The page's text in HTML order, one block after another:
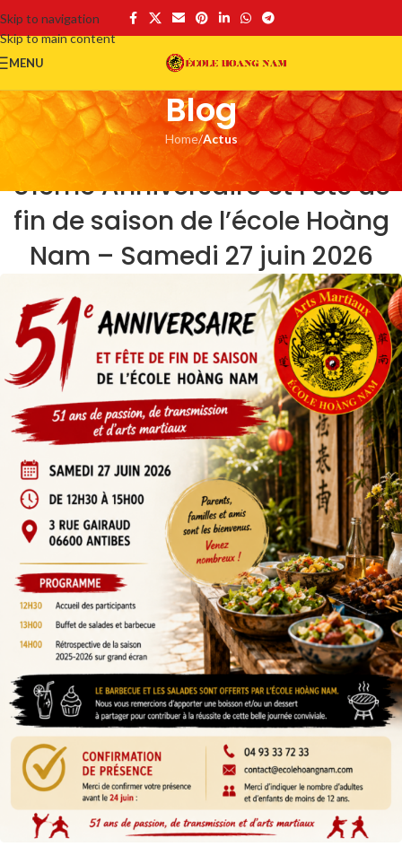
Skip to navigation
Skip to main content
MENU
Blog
Home/Actus
ACTUS
51ème Anniversaire et Fête de
fin de saison de l’école Hoàng
Nam – Samedi 27 juin 2026